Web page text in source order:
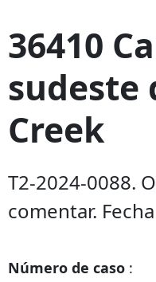
36410
sudeste
Creek
T2-2024-0088.
comentar.
Número de caso :